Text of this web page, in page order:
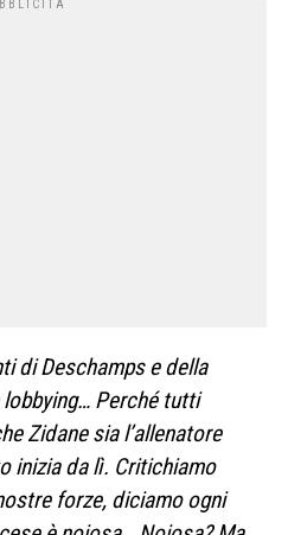
di Deschamps e della
Perché tutti
Zidane sia l’allenatore
inizia da lì. Critichiamo
forze, diciamo ogni